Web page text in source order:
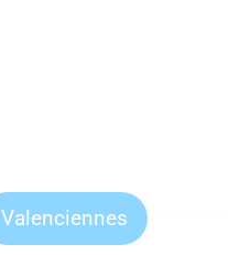
Valenciennes